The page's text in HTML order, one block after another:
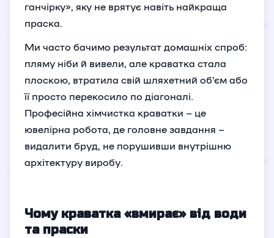
ганчірку», яку не врятує навіть найкраща
праска.
Ми часто бачимо результат домашніх спроб:
пляму ніби й вивели, але краватка стала
плоскою, втратила свій шляхетний об’єм або
її просто перекосило по діагоналі.
Професійна хімчистка краватки – це
ювелірна робота, де головне завдання –
видалити бруд, не порушивши внутрішню
архітектуру виробу.
Чому краватка «вмирає» від води
та праски